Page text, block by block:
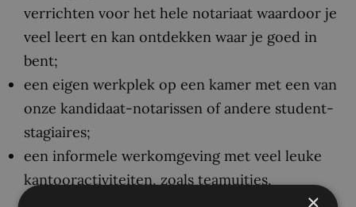
verrichten voor het hele notariaat waardoor je
veel leert en kan ontdekken waar je goed in
bent;
een eigen werkplek op een kamer met een van
onze kandidaat-notarissen of andere student-
stagiaires;
een informele werkomgeving met veel leuke
kantooractiviteiten, zoals teamuitjes,
×